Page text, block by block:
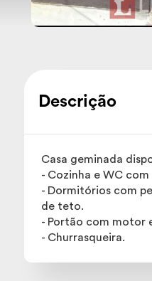
Descrição
Casa geminada
- Cozinha e WC
- Dormitórios com
de teto.
- Portão com motor
- Churrasqueira.